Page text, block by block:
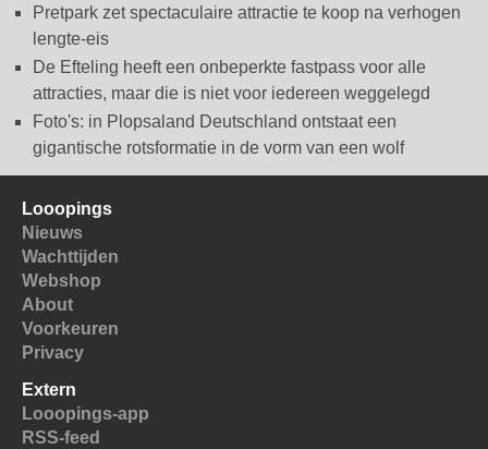
Pretpark zet spectaculaire attractie te koop na verhogen
lengte-eis
De Efteling heeft een onbeperkte fastpass voor alle
attracties, maar die is niet voor iedereen weggelegd
Foto's: in Plopsaland Deutschland ontstaat een
gigantische rotsformatie in de vorm van een wolf
Looopings
Nieuws
Wachttijden
Webshop
About
Voorkeuren
Privacy
Extern
Looopings-app
RSS-feed